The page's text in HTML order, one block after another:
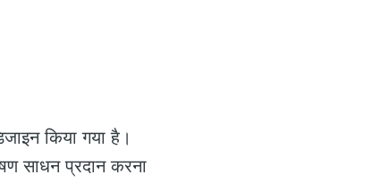
किया गया है।
साधन प्रदान करना